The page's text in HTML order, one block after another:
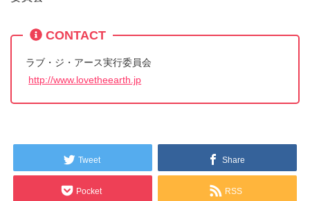
CONTACT
ラブ・ジ・アース実行委員会
http://www.lovetheearth.jp
Tweet Share
Pocket RSS